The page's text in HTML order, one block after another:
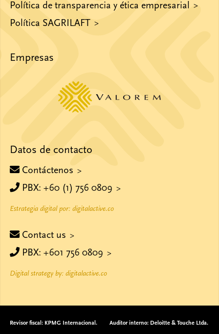
Política de transparencia y ética empresarial
Política SAGRILAFT
Empresas
Datos de contacto
Contáctenos
PBX: +60 (1) 756 0809
Estrategia digital por: digitalactive.co
Contact us
PBX: +601 756 0809
Digital strategy by: digitalactive.co
Revisor fiscal: KPMG Internacional. Auditor interno: Deloitte & Touche Ltda.